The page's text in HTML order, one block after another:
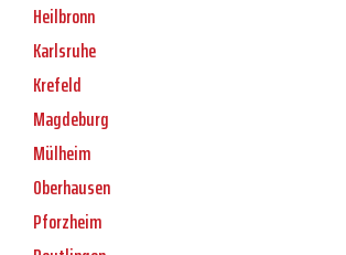
Heilbronn
Karlsruhe
Krefeld
Magdeburg
Mülheim
Oberhausen
Pforzheim